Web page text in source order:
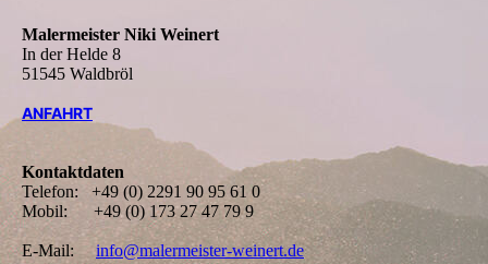
Malermeister Niki Weinert
In der Helde 8
51545 Waldbröl
ANFAHRT
Kontaktdaten
Telefon: +49 (0) 2291 90 95 61 0
Mobil: +49 (0) 173 27 47 79 9
E-Mail: info@malermeister-weinert.de